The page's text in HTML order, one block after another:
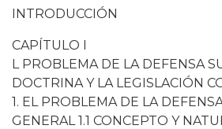
INTRODUCCIÓN
CAPÍTULO I
L PROBLEMA DE LA DEFENSA
DOCTRINA Y LA LEGISLACIÓN
1. EL PROBLEMA DE LA
GENERAL 1.1 CONCEPTO Y